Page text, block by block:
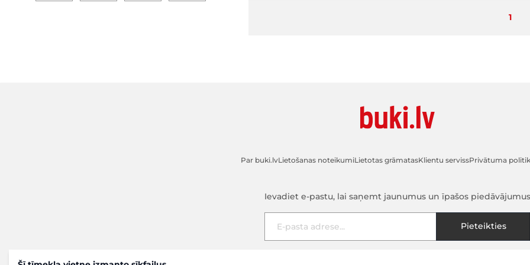
1
Par buki.lvLietošanas noteikumiLietotas grāmatasKlientu servissPrivātuma
Ievadiet e-pastu, lai saņemt jaunumus un īpašos piedāvājumus
Pieteikties